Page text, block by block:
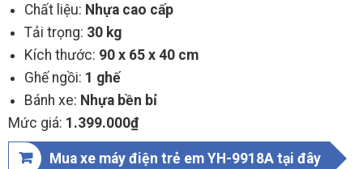
Chất liệu: Nhựa cao cấp
Tải trọng: 30 kg
Kích thước: 90 x 65 x 40 cm
Ghế ngồi: 1 ghế
Bánh xe: Nhựa bền bỉ
Mức giá: 1.399.000₫
Mua xe máy điện trẻ em YH-9918A tại đây